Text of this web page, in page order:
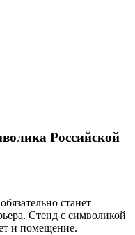
Российской
станет
Стенд с символикой
и помещение.